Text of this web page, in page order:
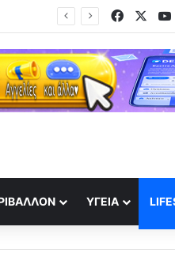
Facebook
ΥΓΕΊΑ